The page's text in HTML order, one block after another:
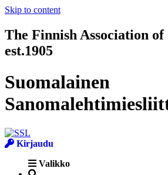
Skip to content
The Finnish Association
est.1905
Suomalainen
Kirjaudu
Valikko